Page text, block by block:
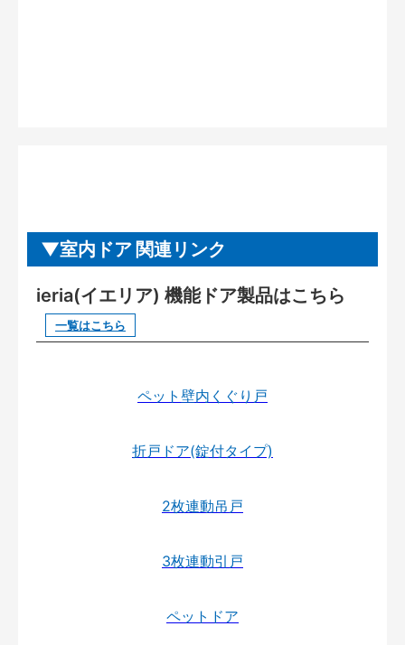
室内ドア 関連リンク
ieria(イエリア) 機能ドア製品はこちら
一覧はこちら
ペット壁内くぐり戸
折戸ドア(錠付タイプ)
2枚連動吊戸
3枚連動引戸
ペットドア